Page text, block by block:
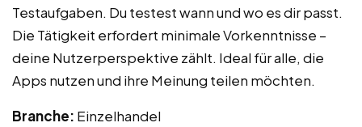
Testaufgaben. Du testest wann und wo es dir passt.
Die Tätigkeit erfordert minimale Vorkenntnisse –
deine Nutzerperspektive zählt. Ideal für alle, die
Apps nutzen und ihre Meinung teilen möchten.
Branche: Einzelhandel